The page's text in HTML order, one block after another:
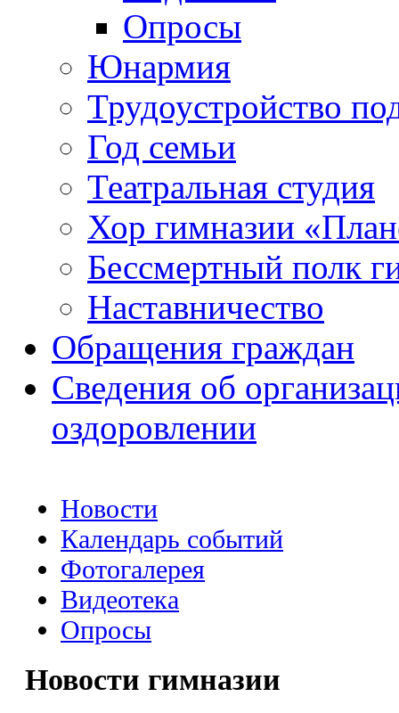
Опросы
Юнармия
Трудоустройство
Год семьи
Театральная студия
Хор гимназии
Бессмертный полк
Наставничество
Обращения граждан
Сведения об
оздоровлении
Новости
Календарь событий
Фотогалерея
Видеотека
Опросы
Новости гимназии